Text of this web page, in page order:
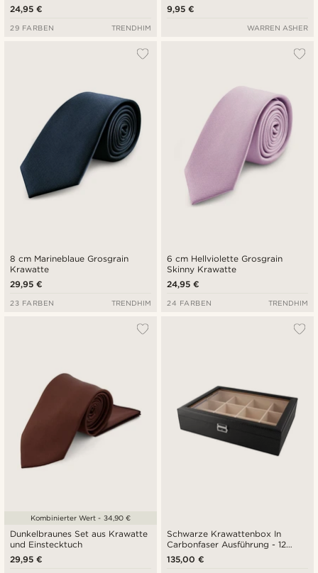
24,95 €
29 FARBEN TRENDHIM
9,95 €
WARREN ASHER
8 cm Marineblaue Grosgrain
Krawatte
29,95 €
23 FARBEN TRENDHIM
6 cm Hellviolette Grosgrain
Skinny Krawatte
24,95 €
24 FARBEN TRENDHIM
Dunkelbraunes Set aus Krawatte
und Einstecktuch
29,95 €
Kombinierter Wert - 34,90 €
Schwarze Krawattenbox In
Carbonfaser Ausführung - 12
Krawatten
135,00 €